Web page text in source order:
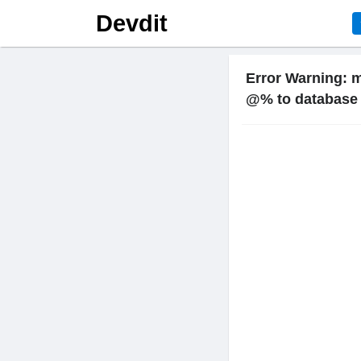
Devdit
Error Warning:
@% to